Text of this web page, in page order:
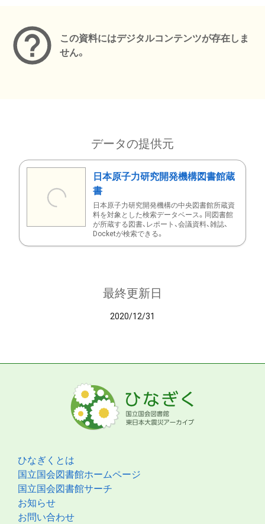
この資料にはデジタルコンテンツが存在しま
せん。
データの提供元
日本原子力研究開発機構図書館蔵
書
日本原子力研究開発機構の中央図書館所蔵資
料を対象とした検索データベース。同図書館
が所蔵する図書、レポート、会議資料、雑誌、
Docketが検索できる。
最終更新日
2020/12/31
ひなぎくとは
国立国会図書館ホームページ
国立国会図書館サーチ
お知らせ
お問い合わせ